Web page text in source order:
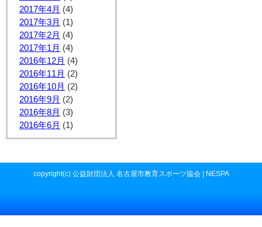
2017年4月 (4)
2017年3月 (1)
2017年2月 (4)
2017年1月 (4)
2016年12月 (4)
2016年11月 (2)
2016年10月 (2)
2016年9月 (2)
2016年8月 (3)
2016年6月 (1)
copyright(c) 公益財団法人 名古屋市教育スポーツ協会 | NESPA